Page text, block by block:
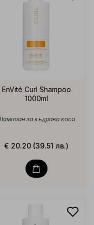
EnVité Curl Shampoo
1000ml
за къдрава коса
€ 20.20 (39.51 лв.)